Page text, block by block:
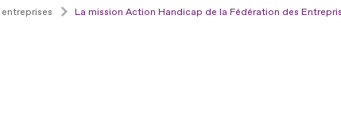
La mission Action Handicap de la Fédération des